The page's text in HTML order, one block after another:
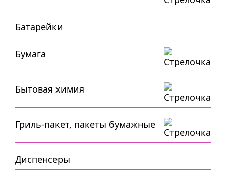
Батарейки
Бумага
Бытовая химия
Гриль-пакет, пакеты бумажные
Диспенсеры